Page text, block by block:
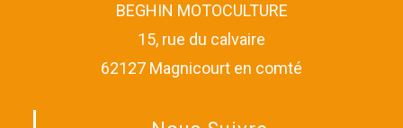
BEGHIN MOTOCULTURE
15, rue du calvaire
62127 Magnicourt en comté